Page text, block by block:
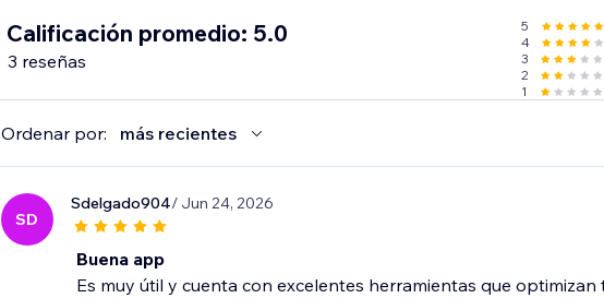
Calificación promedio: 5.0
3 reseñas
5
4
3
2
1
Ordenar por: más recientes
SD
Sdelgado904/ Jun 24, 2026
Buena app
Es muy útil y cuenta con excelentes herramientas que optimizan